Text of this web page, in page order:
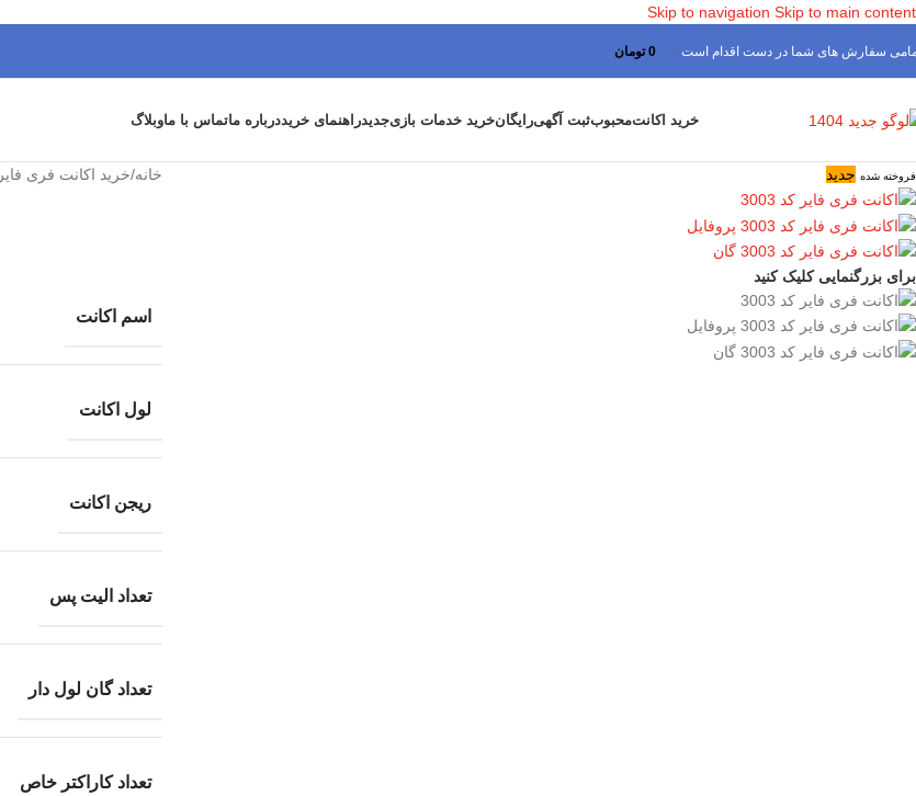
Skip to navigation Skip to main content
سفارش های شما در دست اقدام است 0 تومان
خرید اکانتمحبوبثبت آگهیرایگانخرید خدمات بازیجدیدراهنمای خریددرباره ماتماس با ماوبلاگ
فروخته شده جدید
برای بزرگنمایی کلیک کنید
خانه/خرید اکانت فری فایر
اسم اکانت
لول اکانت
ریجن اکانت
تعداد الیت پس
تعداد گان لول دار
تعداد کاراکتر خاص